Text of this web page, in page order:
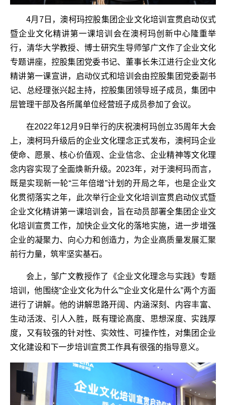
4月7日，澳柯玛控股集团企业文化培训宣贯启动仪式
暨企业文化精讲第一课培训会在澳柯玛创新中心隆重举
行，清华大学教授、博士研究生导师邹广文作了企业文化
专题讲座，控股集团党委书记、董事长朱江进行企业文化
精讲第一课宣讲，启动仪式和培训会由控股集团党委副书
记、总经理张兴起主持，控股集团领导班子成员，集团中
层管理干部及各所属单位经营班子成员参加了会议。
在2022年12月9日举行的庆祝澳柯玛创立35周年大会
上，澳柯玛升级后的企业文化理念正式发布，澳柯玛企业
使命、愿景、核心价值观、企业信念、企业精神等文化理
念内容实现了全面焕新升级。2023年，对于澳柯玛而言，
既是实现新一轮“三年倍增”计划的开局之年，也是企业文
化贯彻落实之年，此次举行企业文化培训宣贯启动仪式暨
企业文化精讲第一课培训会，旨在动员部署全集团企业文
化培训宣贯工作，加快企业文化的落地实施，进一步增强
企业的凝聚力、向心力和创造力，为企业高质量发展汇聚
前行力量，筑牢坚实基石。
会上，邹广文教授作了《企业文化理念与实践》专题
培训，他围绕“企业文化为什么”“企业文化是什么”两个方面
进行了讲解。他的讲解思路开阔、内涵深刻、内容丰富、
生动活泼、引人入胜，既有理论高度、思想深度、实践厚
度，又有较强的针对性、实效性、可操作性，对集团企业
文化建设和下一步培训宣贯工作具有很强的指导意义。